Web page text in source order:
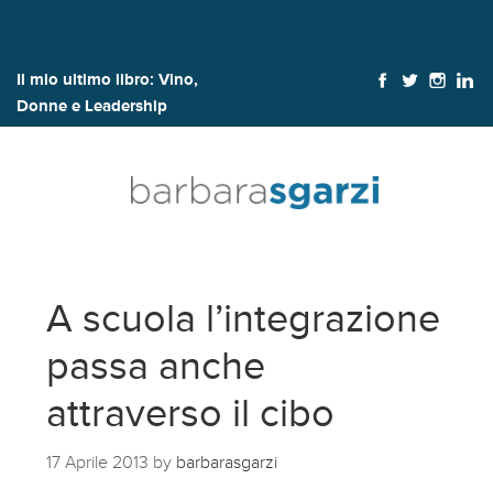
Il mio ultimo libro: Vino,
Donne e Leadership
A scuola l’integrazione
passa anche
attraverso il cibo
17 Aprile 2013 by barbarasgarzi